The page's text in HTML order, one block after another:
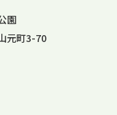
園
元町3-70